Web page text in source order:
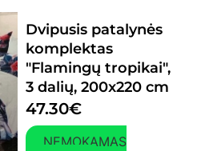
Dvipusis patalynės
komplektas
"Flamingų tropikai",
3 dalių, 200x220 cm
47.30€
NEMOKAMAS